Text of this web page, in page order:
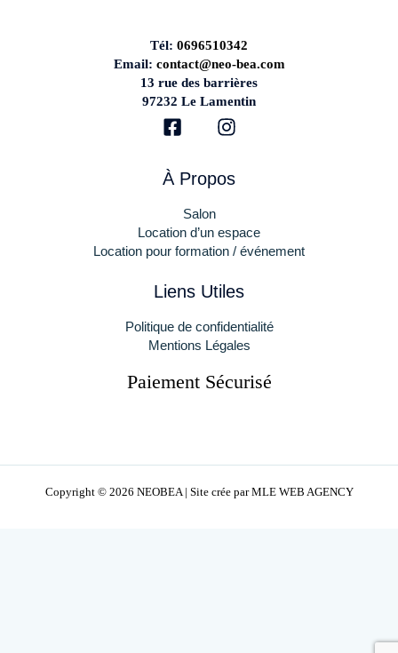
Tél: 0696510342
Email: contact@neo-bea.com
13 rue des barrières
97232 Le Lamentin
À Propos
Salon
Location d’un espace
Location pour formation / événement
Liens Utiles
Politique de confidentialité
Mentions Légales
Paiement Sécurisé
Copyright © 2026 NEOBEA | Site crée parMLE WEB AGENCY